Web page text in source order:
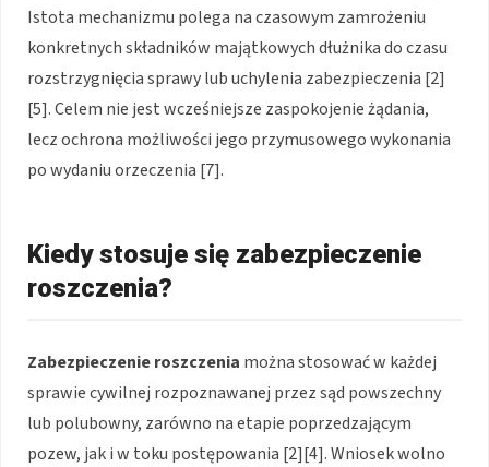
Istota mechanizmu polega na czasowym zamrożeniu
konkretnych składników majątkowych dłużnika do czasu
rozstrzygnięcia sprawy lub uchylenia zabezpieczenia [2]
[5]. Celem nie jest wcześniejsze zaspokojenie żądania,
lecz ochrona możliwości jego przymusowego wykonania
po wydaniu orzeczenia [7].
Kiedy stosuje się zabezpieczenie
roszczenia?
Zabezpieczenie roszczenia można stosować w każdej
sprawie cywilnej rozpoznawanej przez sąd powszechny
lub polubowny, zarówno na etapie poprzedzającym
pozew, jak i w toku postępowania [2][4]. Wniosek wolno